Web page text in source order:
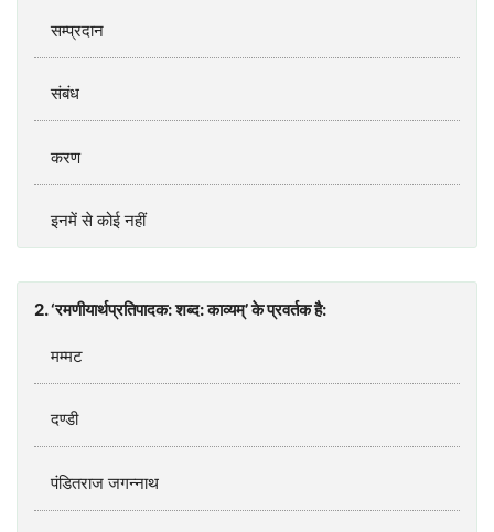
सम्प्रदान
संबंध
करण
इनमें से कोई नहीं
2. ‘रमणीयार्थप्रतिपादक: शब्‍द: काव्‍यम्’ के प्रवर्तक है:
मम्‍मट
दण्‍डी
पंडितराज जगन्‍नाथ